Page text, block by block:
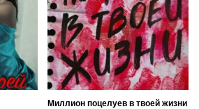
Миллион поцелуев в твоей жизни